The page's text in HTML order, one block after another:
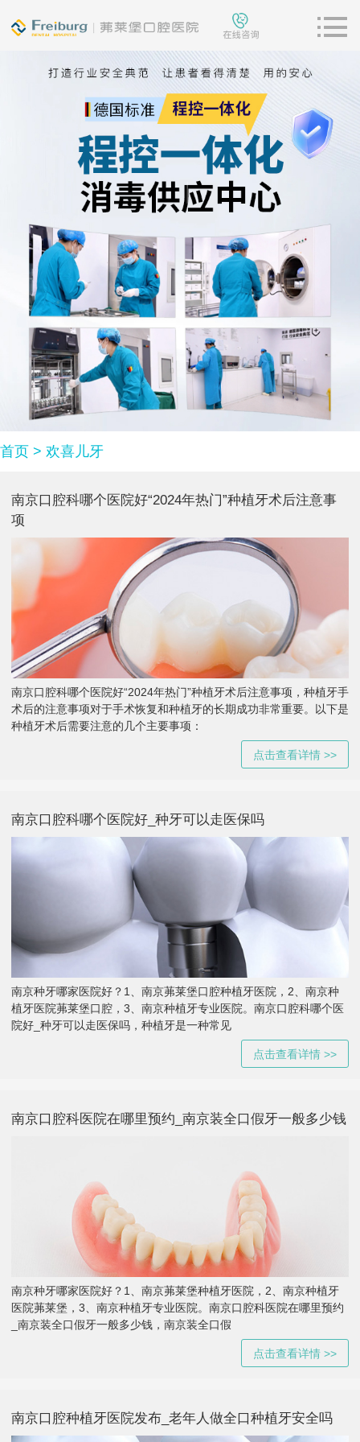
首页 > 欢喜儿牙
南京口腔科哪个医院好“2024年热门”种植牙术后注意事
项
南京口腔科哪个医院好“2024年热门”种植牙术后注意事项，种植牙手
术后的注意事项对于手术恢复和种植牙的长期成功非常重要。以下是
种植牙术后需要注意的几个主要事项：
点击查看详情 >>
南京口腔科哪个医院好_种牙可以走医保吗
南京种牙哪家医院好？1、南京茀莱堡口腔种植牙医院，2、南京种
植牙医院茀莱堡口腔，3、南京种植牙专业医院。南京口腔科哪个医
院好_种牙可以走医保吗，种植牙是一种常见
点击查看详情 >>
南京口腔科医院在哪里预约_南京装全口假牙一般多少钱
南京种牙哪家医院好？1、南京茀莱堡种植牙医院，2、南京种植牙
医院茀莱堡，3、南京种植牙专业医院。南京口腔科医院在哪里预约
_南京装全口假牙一般多少钱，南京装全口假
点击查看详情 >>
南京口腔种植牙医院发布_老年人做全口种植牙安全吗